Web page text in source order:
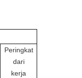
Peringkat
dari
kerja